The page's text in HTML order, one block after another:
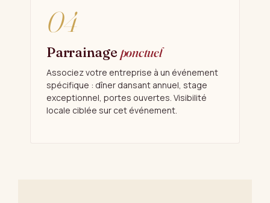
04
Parrainage ponctuel
Associez votre entreprise à un événement
spécifique : dîner dansant annuel, stage
exceptionnel, portes ouvertes. Visibilité
locale ciblée sur cet événement.